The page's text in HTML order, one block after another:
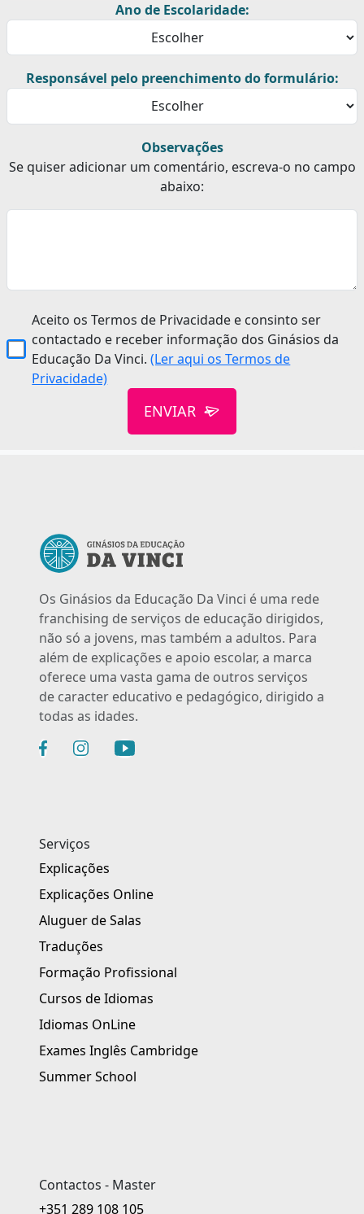
Ano de Escolaridade:
Responsável pelo preenchimento do formulário:
Observações
Se quiser adicionar um comentário, escreva-o no campo
abaixo:
Aceito os Termos de Privacidade e consinto ser
contactado e receber informação dos Ginásios da
Educação Da Vinci.(Ler aqui os Termos de
Privacidade)
ENVIAR
Os Ginásios da Educação Da Vinci é uma rede
franchising de serviços de educação dirigidos,
não só a jovens, mas também a adultos. Para
além de explicações e apoio escolar, a marca
oferece uma vasta gama de outros serviços
de caracter educativo e pedagógico, dirigido a
todas as idades.
Serviços
Explicações
Explicações Online
Aluguer de Salas
Traduções
Formação Profissional
Cursos de Idiomas
Idiomas OnLine
Exames Inglês Cambridge
Summer School
Contactos - Master
+351 289 108 105